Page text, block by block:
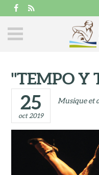
"TEMPO Y
25
oct 2019
Musique et